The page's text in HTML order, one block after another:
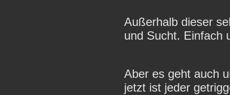
Außerhalb dieser
und Sucht. Einfach
Aber es geht auch
jetzt ist jeder